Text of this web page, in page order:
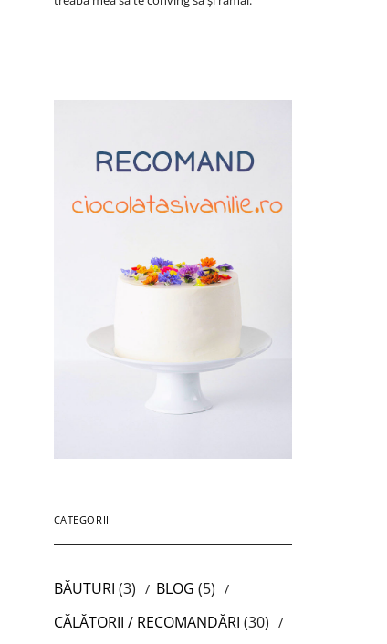
CATEGORII
BĂUTURI (3) BLOG (5)
CĂLĂTORII / RECOMANDĂRI (30)